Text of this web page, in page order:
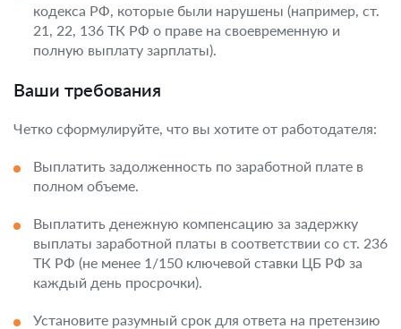
кодекса РФ, которые были нарушены (например, ст.
21, 22, 136 ТК РФ о праве на своевременную и
полную выплату зарплаты).
Ваши требования
Четко сформулируйте, что вы хотите от работодателя:
Выплатить задолженность по заработной плате в
полном объеме.
Выплатить денежную компенсацию за задержку
выплаты заработной платы в соответствии со ст. 236
ТК РФ (не менее 1/150 ключевой ставки ЦБ РФ за
каждый день просрочки).
Установите разумный срок для ответа на претензию